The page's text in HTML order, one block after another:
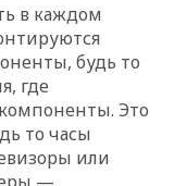
в каждом
будь то
где
Это
то часы
или